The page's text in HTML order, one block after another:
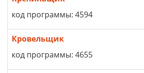
код программы: 4594
Кровельщик
код программы: 4655